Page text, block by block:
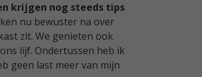
krijgen nog steeds tips
nu bewuster na over
zit. We genieten ook
lijf. Ondertussen heb ik
geen last meer van mijn